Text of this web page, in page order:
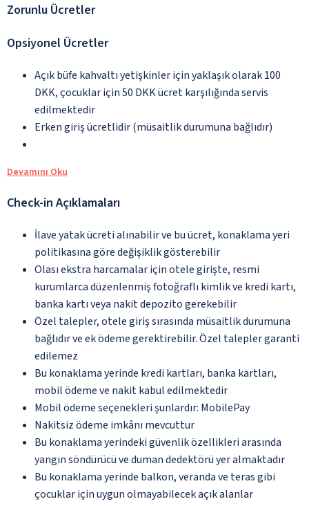
Zorunlu Ücretler
Opsiyonel Ücretler
Açık büfe kahvaltı yetişkinler için yaklaşık olarak 100
DKK, çocuklar için 50 DKK ücret karşılığında servis
edilmektedir
Erken giriş ücretlidir (müsaitlik durumuna bağlıdır)
Devamını Oku
Check-in Açıklamaları
İlave yatak ücreti alınabilir ve bu ücret, konaklama yeri
politikasına göre değişiklik gösterebilir
Olası ekstra harcamalar için otele girişte, resmi
kurumlarca düzenlenmiş fotoğraflı kimlik ve kredi kartı,
banka kartı veya nakit depozito gerekebilir
Özel talepler, otele giriş sırasında müsaitlik durumuna
bağlıdır ve ek ödeme gerektirebilir. Özel talepler garanti
edilemez
Bu konaklama yerinde kredi kartları, banka kartları,
mobil ödeme ve nakit kabul edilmektedir
Mobil ödeme seçenekleri şunlardır: MobilePay
Nakitsiz ödeme imkânı mevcuttur
Bu konaklama yerindeki güvenlik özellikleri arasında
yangın söndürücü ve duman dedektörü yer almaktadır
Bu konaklama yerinde balkon, veranda ve teras gibi
çocuklar için uygun olmayabilecek açık alanlar